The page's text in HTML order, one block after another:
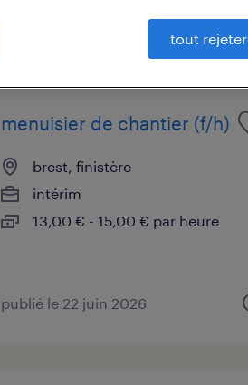
menuisier de chantier (f/h)
brest, finistère
intérim
13,00 € - 15,00 € par heure
publié le 22 juin 2026
tout rejeter